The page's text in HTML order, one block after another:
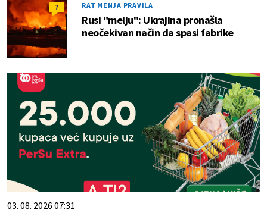
7 RAT MENJA PRAVILA
Rusi "melju": Ukrajina pronašla
neočekivan način da spasi fabrike
03. 08. 2026 07:31